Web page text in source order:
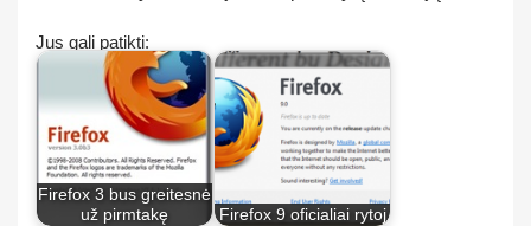
Jus gali patikti:
Firefox 3 bus greitesnė
už pirmtakę
Firefox 9 oficialiai rytoj